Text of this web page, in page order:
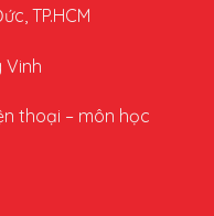
TP.HCM
Vinh
thoại – môn học